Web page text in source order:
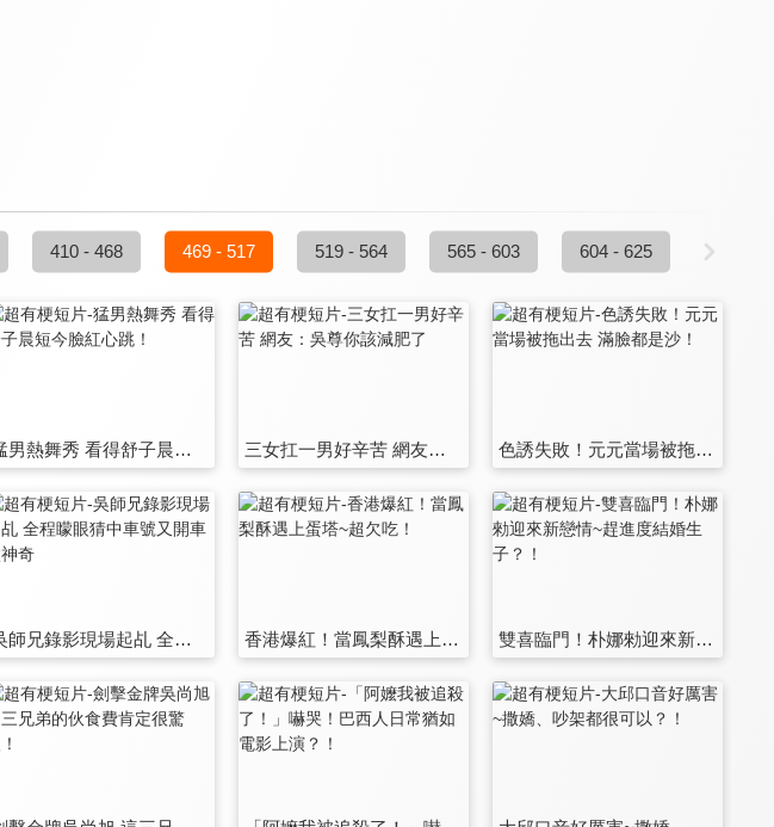
更新至第 46 集 更新至第 170 集 更新至第 27 集
410 - 468 469 - 517 519 - 564 565 - 603 604 - 625
猛男熱舞秀 看得舒子晨短今臉紅心跳！ 三女扛一男好辛苦 網友：吳尊你該減肥了 色誘失敗！元元當場被拖出去 滿臉都是沙！
吳師兄錄影現場起乩 全程矇眼猜中車號又開車太神奇 香港爆紅！當鳳梨酥遇上蛋塔~超欠吃！ 雙喜臨門！朴娜勑迎來新戀情~趕進度結婚生子？！